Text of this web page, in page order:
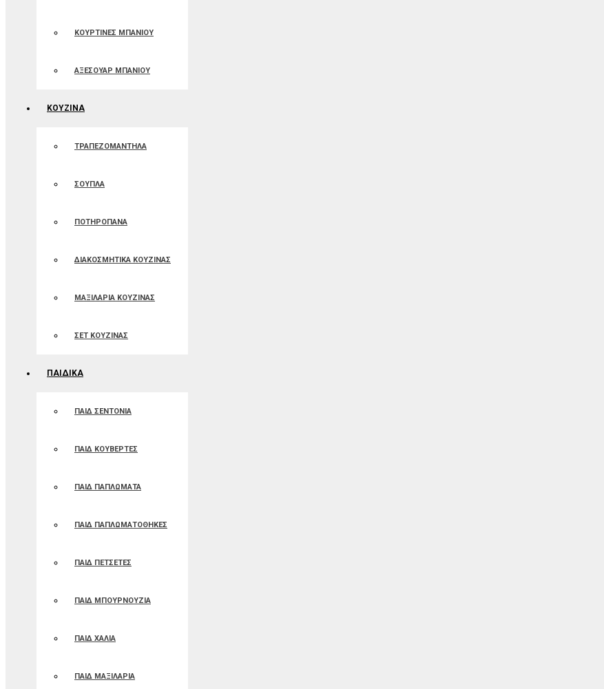
ΚΟΥΡΤΙΝΕΣ ΜΠΑΝIOΥ
ΑΞΕΣΟΥΑΡ ΜΠΑΝΙΟΥ
ΚΟΥΖΙΝΑ
ΤΡΑΠΕΖΟΜΑΝΤΗΛΑ
ΣΟΥΠΛΑ
ΠΟΤΗΡΟΠΑΝΑ
ΔΙΑΚΟΣΜΗΤΙΚΑ ΚΟΥΖΙΝΑΣ
ΜΑΞΙΛΑΡΙΑ ΚΟΥΖΙΝΑΣ
ΣΕΤ ΚΟΥΖΙΝΑΣ
ΠΑΙΔΙΚΑ
ΠΑΙΔ ΣΕΝΤΟΝΙΑ
ΠΑΙΔ ΚΟΥΒΕΡΤΕΣ
ΠΑΙΔ ΠΑΠΛΩΜΑΤΑ
ΠΑΙΔ ΠΑΠΛΩΜΑΤΟΘΗΚΕΣ
ΠΑΙΔ ΠΕΤΣΕΤΕΣ
ΠΑΙΔ ΜΠΟΥΡΝΟΥΖΙΑ
ΠΑΙΔ ΧΑΛΙΑ
ΠΑΙΔ ΜΑΞΙΛΑΡΙΑ